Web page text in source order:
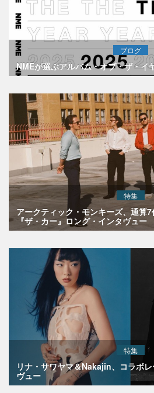
ブログ
NMEが選ぶアルバム・オブ・ザ・イ
特集
アークティック・モンキーズ、通算
『ザ・カー』ロング・インタヴュー
特集
リナ・サワヤマ＆Nakajin、コラボ
ヴュー